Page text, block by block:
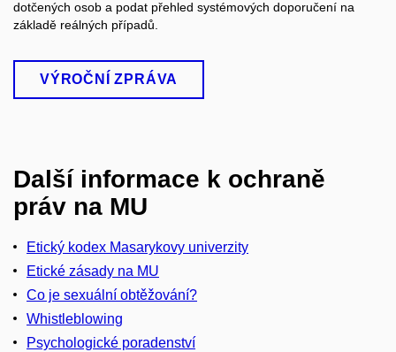
dotčených osob a podat přehled systémových doporučení na
základě reálných případů.
VÝROČNÍ ZPRÁVA
Další informace k ochraně
práv na MU
Etický kodex Masarykovy univerzity
Etické zásady na MU
Co je sexuální obtěžování?
Whistleblowing
Psychologické poradenství